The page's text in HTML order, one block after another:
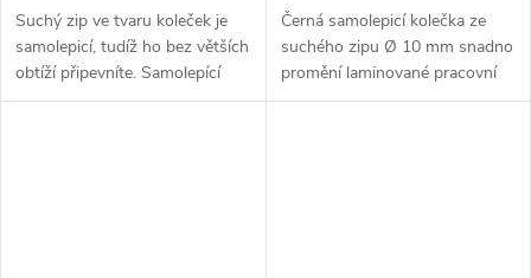
Suchý zip ve tvaru koleček je
samolepicí, tudíž ho bez větších
obtíží připevníte. Samolepící
suché zipy jsou vhodné pro
Černá samolepicí kolečka ze
suchého zipu Ø 10 mm snadno
promění laminované pracovní
listy, skládačky a výukové